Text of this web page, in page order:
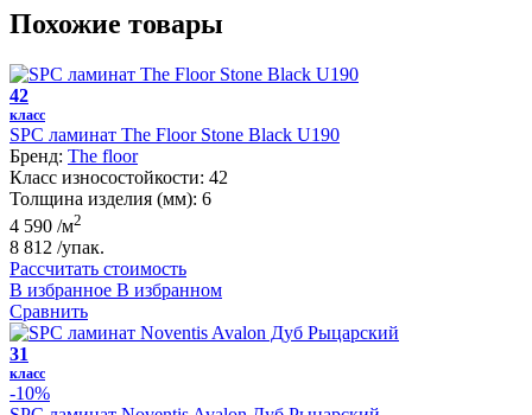
Похожие товары
42
класс
SPC ламинат The Floor Stone Black U190
Бренд: The floor
Класс износостойкости: 42
Толщина изделия (мм): 6
4 590 /м2
8 812 /упак.
Рассчитать стоимость
В избранное В избранном
Сравнить
31
класс
-10%